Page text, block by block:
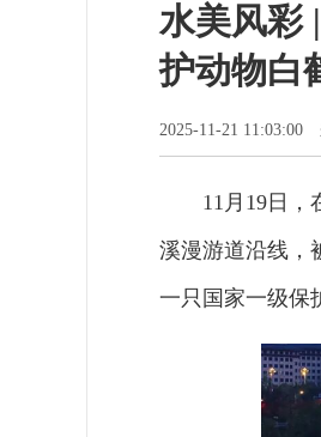
水美风彩
护动物白
2025-11-21
11月19日
溪漫游道沿线，
一只国家一级保